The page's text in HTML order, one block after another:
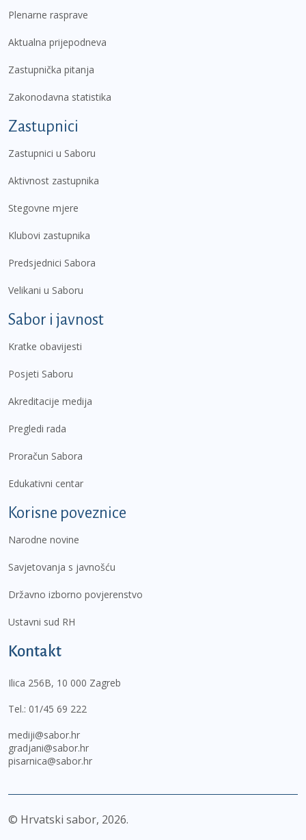
Plenarne rasprave
Aktualna prijepodneva
Zastupnička pitanja
Zakonodavna statistika
Zastupnici
Zastupnici u Saboru
Aktivnost zastupnika
Stegovne mjere
Klubovi zastupnika
Predsjednici Sabora
Velikani u Saboru
Sabor i javnost
Kratke obavijesti
Posjeti Saboru
Akreditacije medija
Pregledi rada
Proračun Sabora
Edukativni centar
Korisne poveznice
Narodne novine
Savjetovanja s javnošću
Državno izborno povjerenstvo
Ustavni sud RH
Kontakt
Ilica 256B, 10 000 Zagreb
Tel.: 01/45 69 222
mediji@sabor.hr
gradjani@sabor.hr
pisarnica@sabor.hr
© Hrvatski sabor, 2026